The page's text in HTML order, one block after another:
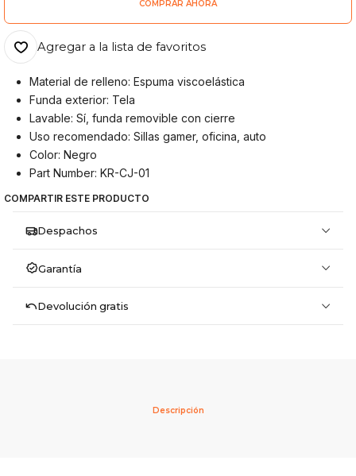
COMPRAR AHORA
Agregar a la lista de favoritos
Material de relleno: Espuma viscoelástica
Funda exterior: Tela
Lavable: Sí, funda removible con cierre
Uso recomendado: Sillas gamer, oficina, auto
Color: Negro
Part Number: KR-CJ-01
COMPARTIR ESTE PRODUCTO
Despachos
Garantía
Devolución gratis
Descripción